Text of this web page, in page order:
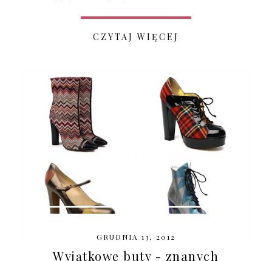
CZYTAJ WIĘCEJ
GRUDNIA 13, 2012
Wyjątkowe buty - znanych